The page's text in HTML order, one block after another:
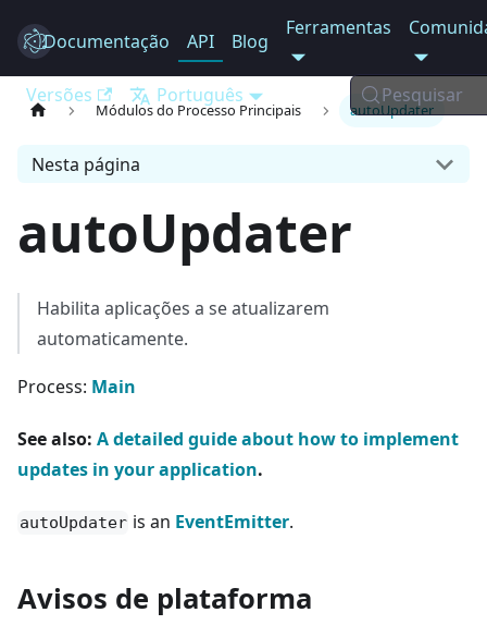
Electron
Documentação API Blog
Ferramentas
Versões Português Pesquisar
Módulos do Processo Principais autoUpdater
Nesta página
autoUpdater
Habilita aplicações a se atualizarem
automaticamente.
Process: Main
See also: A detailed guide about how to implement
updates in your application.
autoUpdater is an EventEmitter.
Avisos de plataforma